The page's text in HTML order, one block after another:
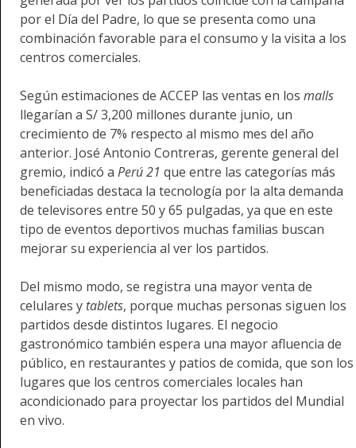
por el Día del Padre, lo que se presenta como una
combinación favorable para el consumo y la visita a los
centros comerciales.
Según estimaciones de ACCEP las ventas en los malls
llegarían a S/ 3,200 millones durante junio, un
crecimiento de 7% respecto al mismo mes del año
anterior. José Antonio Contreras, gerente general del
gremio, indicó a Perú 21 que entre las categorías más
beneficiadas destaca la tecnología por la alta demanda
de televisores entre 50 y 65 pulgadas, ya que en este
tipo de eventos deportivos muchas familias buscan
mejorar su experiencia al ver los partidos.
Del mismo modo, se registra una mayor venta de
celulares y tablets, porque muchas personas siguen los
partidos desde distintos lugares. El negocio
gastronómico también espera una mayor afluencia de
público, en restaurantes y patios de comida, que son los
lugares que los centros comerciales locales han
acondicionado para proyectar los partidos del Mundial
en vivo.